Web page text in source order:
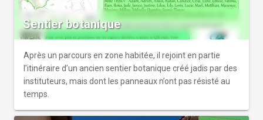
Sentier botanique
Après un parcours en zone habitée, il rejoint en partie
l’itinéraire d’un ancien sentier botanique créé jadis par des
instituteurs, mais dont les panneaux n’ont pas résisté au
temps.